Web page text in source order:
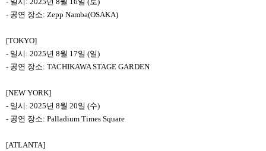
- 공연 장소: Zepp Namba(OSAKA)
[TOKYO]
- 일시: 2025년 8월 17일 (일)
- 공연 장소: TACHIKAWA STAGE GARDEN
[NEW YORK]
- 일시: 2025년 8월 20일 (수)
- 공연 장소: Palladium Times Square
[ATLANTA]